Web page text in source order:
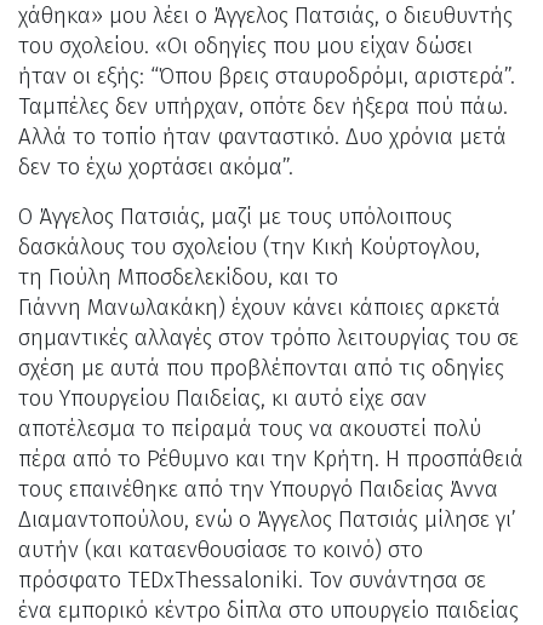
χάθηκα» μου λέει ο Άγγελος Πατσιάς, ο διευθυντής
του σχολείου. «Οι οδηγίες που μου είχαν δώσει
ήταν οι εξής: “Όπου βρεις σταυροδρόμι, αριστερά”.
Ταμπέλες δεν υπήρχαν, οπότε δεν ήξερα πού πάω.
Αλλά το τοπίο ήταν φανταστικό. Δυο χρόνια μετά
δεν το έχω χορτάσει ακόμα”.
Ο Άγγελος Πατσιάς, μαζί με τους υπόλοιπους
δασκάλους του σχολείου (την Κική Κούρτογλου,
τη Γιούλη Μποσδελεκίδου, και το
Γιάννη Μανωλακάκη) έχουν κάνει κάποιες αρκετά
σημαντικές αλλαγές στον τρόπο λειτουργίας του σε
σχέση με αυτά που προβλέπονται από τις οδηγίες
του Υπουργείου Παιδείας, κι αυτό είχε σαν
αποτέλεσμα το πείραμά τους να ακουστεί πολύ
πέρα από το Ρέθυμνο και την Κρήτη. Η προσπάθειά
τους επαινέθηκε από την Υπουργό Παιδείας Άννα
Διαμαντοπούλου, ενώ ο Άγγελος Πατσιάς μίλησε γι’
αυτήν (και καταενθουσίασε το κοινό) στο
πρόσφατο TEDxThessaloniki. Τον συνάντησα σε
ένα εμπορικό κέντρο δίπλα στο υπουργείο παιδείας